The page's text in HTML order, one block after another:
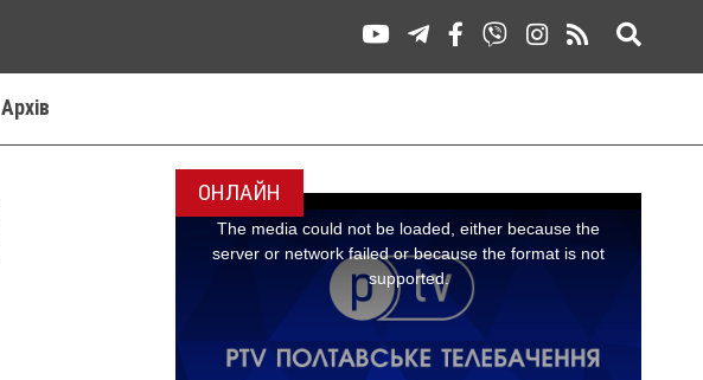
Aрхів
ОНЛАЙН